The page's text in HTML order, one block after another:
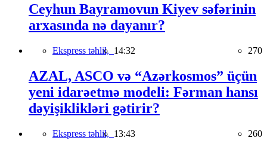
Ceyhun Bayramovun Kiyev səfərinin
arxasında nə dayanır?
Ekspress təhlil, 14:32 270
AZAL, ASCO və “Azərkosmos” üçün
yeni idarəetmə modeli: Fərman hansı
dəyişiklikləri gətirir?
Ekspress təhlil, 13:43 260